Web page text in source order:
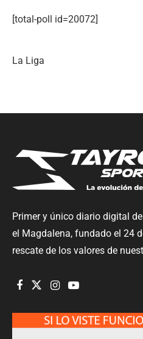
[total-poll id=20072]
La Liga
Primer y único diario digital
el Magdalena, fundado el 24
rescate de los valores de